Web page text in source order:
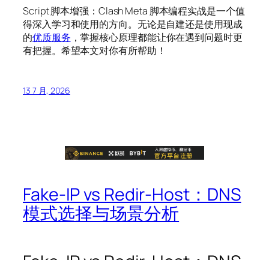
Script 脚本增强：Clash Meta 脚本编程实战是一个值
得深入学习和使用的方向。无论是自建还是使用现成
的优质服务 ，掌握核心原理都能让你在遇到问题时更
有把握。希望本文对你有所帮助！
13 7 月, 2026
Fake-IP vs Redir-Host：DNS
模式选择与场景分析